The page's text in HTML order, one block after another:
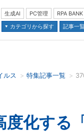
生成AI PC管理
RPA BANK
カテゴリから探す 記事一
ルス 特集記事一覧
化する